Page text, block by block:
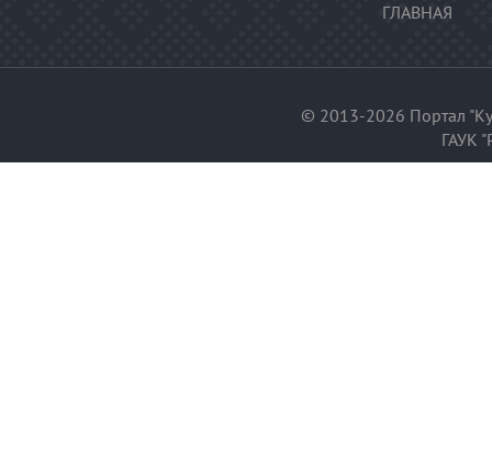
ГЛАВНАЯ
© 2013-2026 Портал
ГАУК